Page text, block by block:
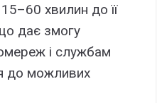
хвилин до її
дає змогу
і службам
до можливих